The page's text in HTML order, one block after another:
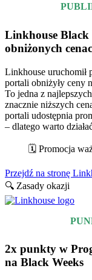
Linkhouse Black
obniżonych
Linkhouse uruchomił
portali obniżyły ceny
To jedna z
znacznie niższych
portali udostępnia
– dlatego warto
🗓️ Promocja
Przejdź na stronę
🔍 Zasady okazji
2x punkty w
na Black Weeks